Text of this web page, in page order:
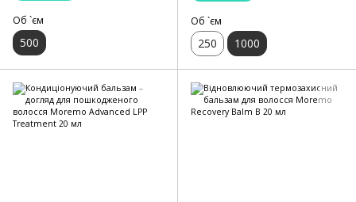
Об `єм
500
Об `єм
250 1000